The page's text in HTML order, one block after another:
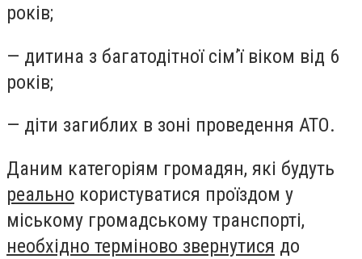
років;
— дитина з багатодітної сім’ї віком від 6
років;
— діти загиблих в зоні проведення АТО.
Даним категоріям громадян, які будуть
реально користуватися проїздом у
міському громадському транспорті,
необхідно терміново звернутися до